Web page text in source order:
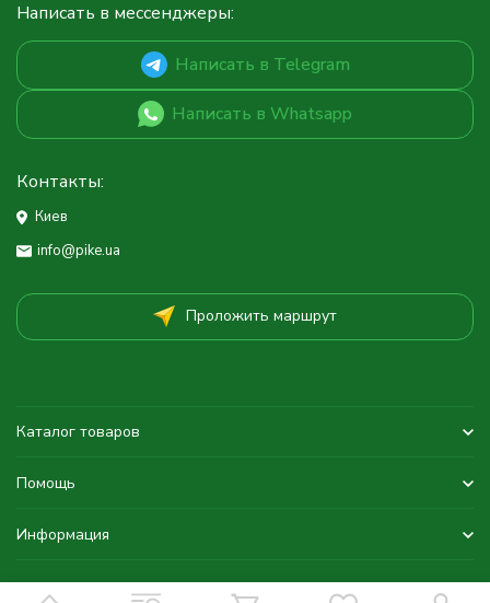
Написать в мессенджеры:
Написать в Telegram
Написать в Whatsapp
Контакты:
Киев
info@pike.ua
Проложить маршрут
Каталог товаров
Помощь
Информация